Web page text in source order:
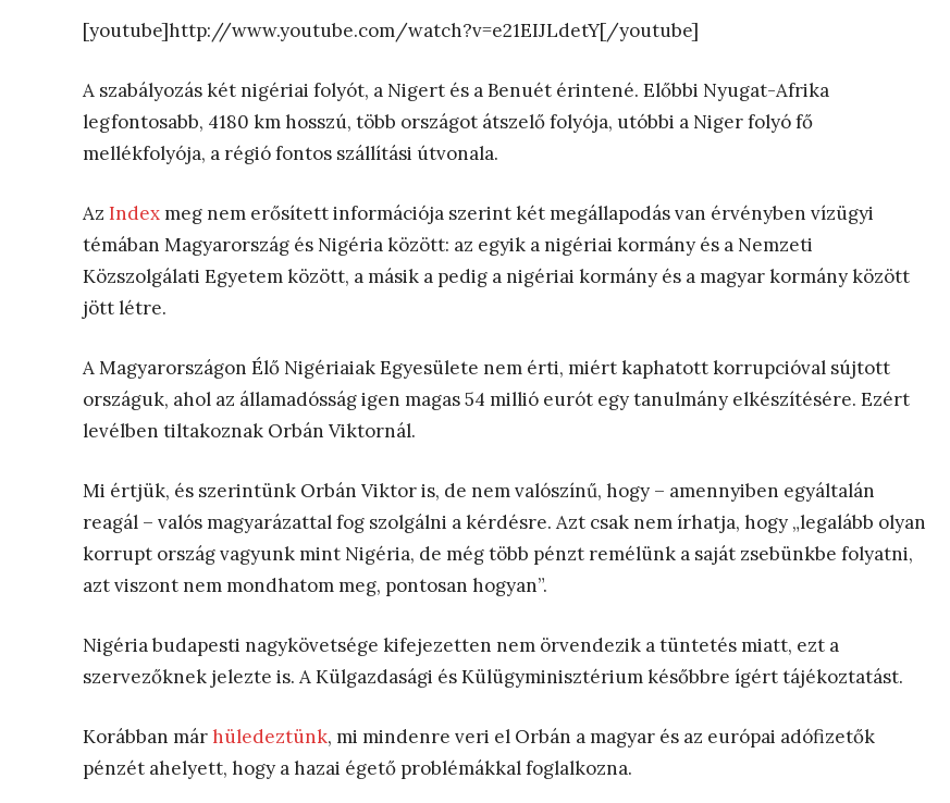
[youtube]http://www.youtube.com/watch?v=e21EIJLdetY[/youtube]
A szabályozás két nigériai folyót, a Nigert és a Benuét érintené. Előbbi Nyugat-Afrika
legfontosabb, 4180 km hosszú, több országot átszelő folyója, utóbbi a Niger folyó fő
mellékfolyója, a régió fontos szállítási útvonala.
Az Indexmeg nem erősített információja szerint két megállapodás van érvényben vízügyi
témában Magyarország és Nigéria között: az egyik a nigériai kormány és a Nemzeti
Közszolgálati Egyetem között, a másik a pedig a nigériai kormány és a magyar kormány között
jött létre.
A Magyarországon Élő Nigériaiak Egyesülete nem érti, miért kaphatott korrupcióval sújtott
országuk, ahol az államadósság igen magas 54 millió eurót egy tanulmány elkészítésére. Ezért
levélben tiltakoznak Orbán Viktornál.
Mi értjük, és szerintünk Orbán Viktor is, de nem valószínű, hogy – amennyiben egyáltalán
reagál – valós magyarázattal fog szolgálni a kérdésre. Azt csak nem írhatja, hogy „legalább olyan
korrupt ország vagyunk mint Nigéria, de még több pénzt remélünk a saját zsebünkbe folyatni,
azt viszont nem mondhatom meg, pontosan hogyan”.
Nigéria budapesti nagykövetsége kifejezetten nem örvendezik a tüntetés miatt, ezt a
szervezőknek jelezte is. A Külgazdasági és Külügyminisztérium későbbre ígért tájékoztatást.
Korábban márhüledeztünk, mi mindenre veri el Orbán a magyar és az európai adófizetők
pénzét ahelyett, hogy a hazai égető problémákkal foglalkozna.